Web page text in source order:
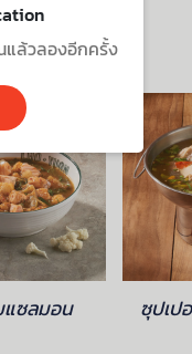
ซลมอน ซุปเป
ล้วลองอีกครั้ง